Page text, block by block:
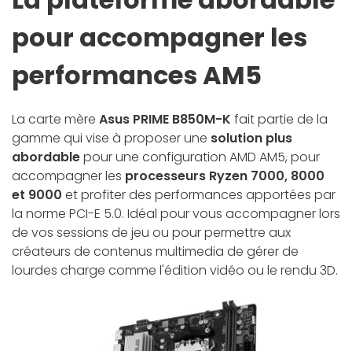
pour accompagner les
performances AM5
La carte mère Asus PRIME B850M-K fait partie de la
gamme qui vise à proposer une solution plus
abordablepour une configuration AMD AM5, pour
accompagner les processeurs Ryzen 7000, 8000
et 9000 et profiter des performances apportées par
la norme PCI-E 5.0. Idéal pour vous accompagner lors
de vos sessions de jeu ou pour permettre aux
créateurs de contenus multimedia de gérer de
lourdes charge comme l'édition vidéo ou le rendu 3D.